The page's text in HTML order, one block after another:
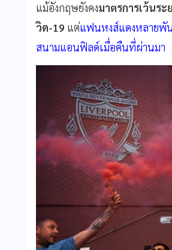
แม้อังกฤษยังคงมาตรการเว้นร
วิด-19 แต่แฟนหงส์แดงหลายพั
สนามแอนฟิลด์เมื่อคืนที่ผ่านมา